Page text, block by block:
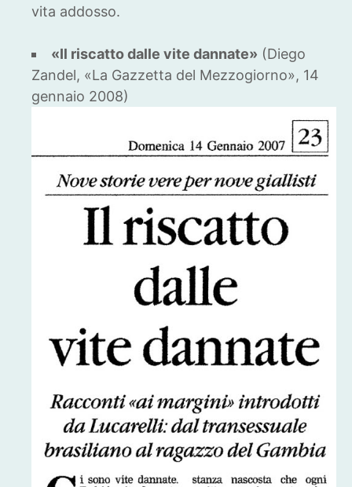
vita addosso.
«Il riscatto dalle vite dannate» (Diego
Zandel, «La Gazzetta del Mezzogiorno», 14
gennaio 2008)